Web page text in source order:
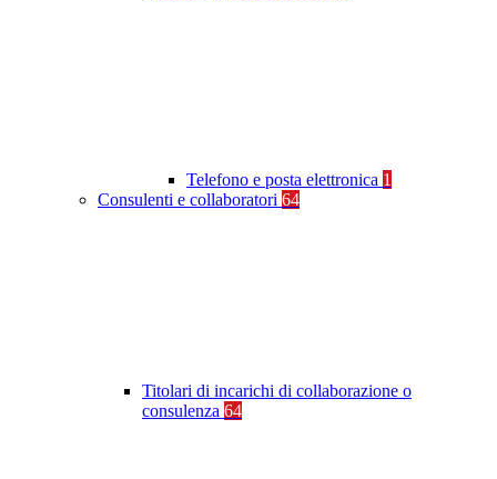
Telefono e posta elettronica 1
Consulenti e collaboratori 64
Titolari di incarichi di collaborazione o
consulenza 64